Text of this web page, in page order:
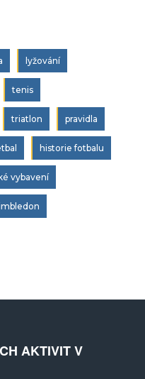
lyžování
tenis
triatlon pravidla
historie fotbalu
vybavení
AKTIVIT V